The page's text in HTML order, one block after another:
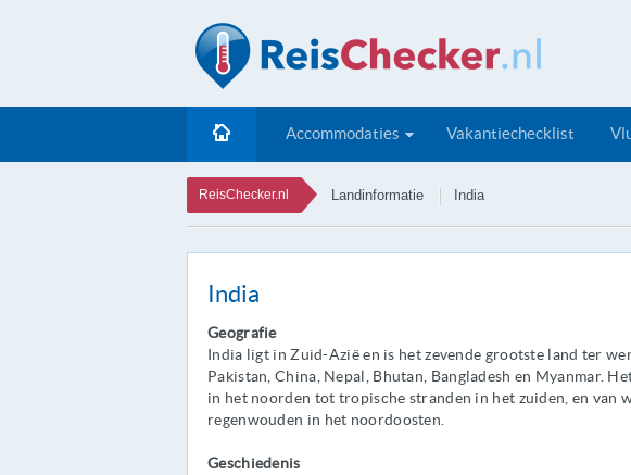
Accommodaties Vakantiechecklist
ReisChecker.nl Landinformatie India
India
Geografie
India ligt in Zuid-Azië en is het zevende grootste land ter
Pakistan, China, Nepal, Bhutan, Bangladesh en Myanmar.
in het noorden tot tropische stranden in het zuiden, en van
regenwouden in het noordoosten.
Geschiedenis